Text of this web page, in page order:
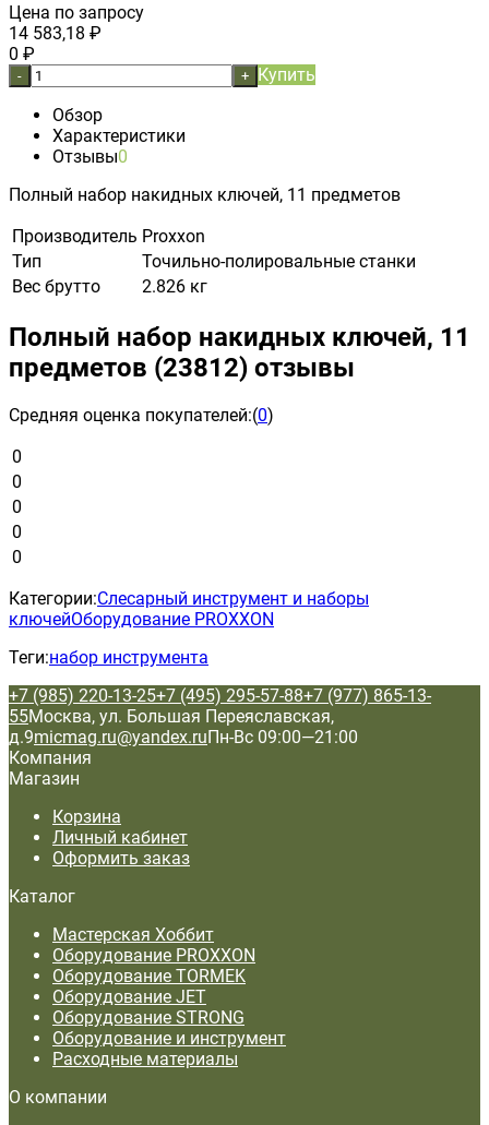
Цена по запросу
14 583,18 ₽
0 ₽
- + Купить
Обзор
Характеристики
Отзывы0
Полный набор накидных ключей, 11 предметов
Производитель Proxxon
Тип
Точильно-полировальные станки
Вес брутто
2.826 кг
Полный набор накидных ключей, 11
предметов (23812) отзывы
Средняя оценка покупателей:(0)
0
0
0
0
0
Категории:Слесарный инструмент и наборы
ключейОборудование PROXXON
Теги:набор инструмента
+7 (985) 220-13-25+7 (495) 295-57-88+7 (977) 865-13-
55Москва, ул. Большая Переяславская,
д.9micmag.ru@yandex.ruПн-Вс 09:00—21:00
Компания
Магазин
Корзина
Личный кабинет
Оформить заказ
Каталог
Мастерская Хоббит
Оборудование PROXXON
Оборудование TORMEK
Оборудование JET
Оборудование STRONG
Оборудование и инструмент
Расходные материалы
О компании